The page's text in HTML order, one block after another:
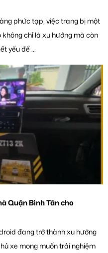
phức tạp, việc trang bị một
chỉ là xu hướng mà còn
yếu để ...
Quận Bình Tân cho
đang trở thành xu hướng
xe mong muốn trải nghiệm